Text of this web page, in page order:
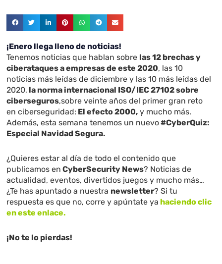
¡Enero llega lleno de noticias!
Tenemos noticias que hablan sobre las 12 brechas y
ciberataques a empresas de este 2020, las 10
noticias más leídas de diciembre y las 10 más leídas del
2020, la norma internacional ISO/IEC 27102 sobre
ciberseguros,sobre veinte años del primer gran reto
en ciberseguridad: El efecto 2000, y mucho más.
Además, esta semana tenemos un nuevo#CyberQuiz:
Especial Navidad Segura.
¿Quieres estar al día de todo el contenido que
publicamos en CyberSecurity News? Noticias de
actualidad, eventos, divertidos juegos y mucho más…
¿Te has apuntado a nuestra newsletter? Si tu
respuesta es que no, corre y apúntate ya haciendo clic
en este enlace.
¡No te lo pierdas!